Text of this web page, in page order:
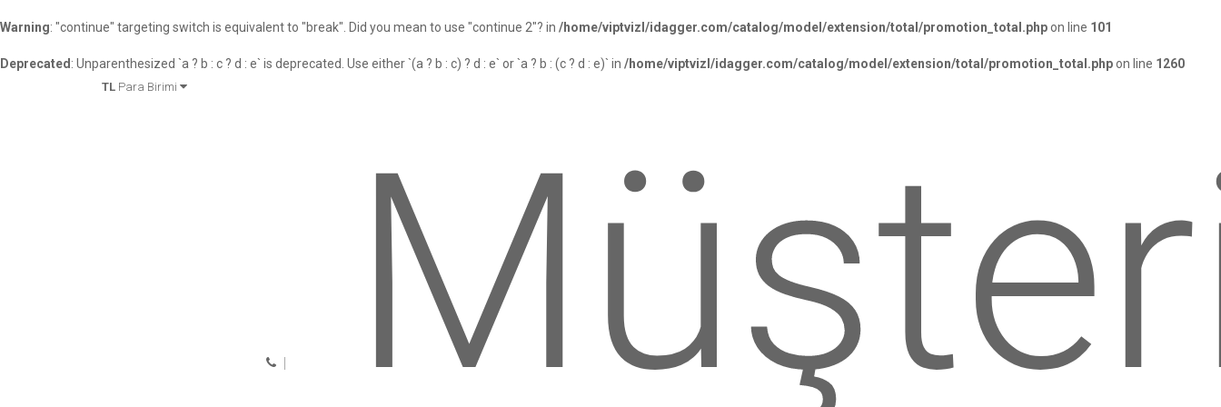
Warning: "continue" targeting switch is equivalent to "break". Did you mean to use "continue 2"? in /home/viptvizl/idagger.com/catalog/model/extension/total/promotion_total.phpon line 101
Deprecated : Unparenthesized `a ? b : c ? d : e` is deprecated. Use either `(a ? b : c) ? d : e` or `a ? b : (c ? d : e)` in /home/viptvizl/idagger.com/catalog/model/extension/total/promotion_total.phpon line 1260
TL Para Birimi